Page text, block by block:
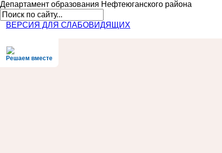
Департамент образования Нефтеюганского района
ВЕРСИЯ ДЛЯ СЛАБОВИДЯЩИХ
Решаем вместе